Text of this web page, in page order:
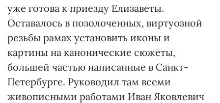
уже готова к приезду Елизаветы.
Оставалось в позолоченных, виртуозной
резьбы рамах установить иконы и
картины на канонические сюжеты,
большей частью написанные в Санкт-
Петербурге. Руководил там всеми
живописными работами Иван Яковлевич